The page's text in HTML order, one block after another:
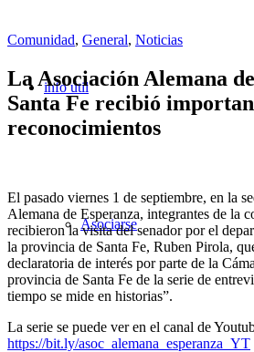
info útil
Asociarse
Comunidad, General, Noticias
La Asociación Alemana
Santa Fe recibió
reconocimientos
El pasado viernes 1 de septiembre, en la
Alemana de Esperanza, integrantes de la
recibieron la visita del senador por el
la provincia de Santa Fe, Ruben Pirola,
declaratoria de interés por parte de la
provincia de Santa Fe de la serie de
tiempo se mide en historias”.
La serie se puede ver en el canal de
https://bit.ly/asoc_alemana_esperanza_YT